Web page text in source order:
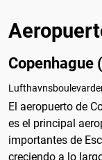
Copenhague
El aeropuerto de
es el principal
importantes de
creciendo a lo